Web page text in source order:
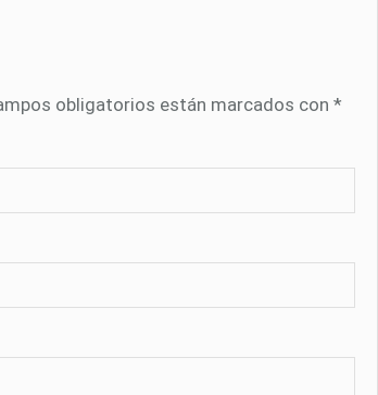
obligatorios están marcados con *